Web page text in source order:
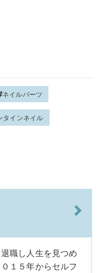
ネイルパーツ
タインネイル
職し人生を見つめ
１５年からセルフ